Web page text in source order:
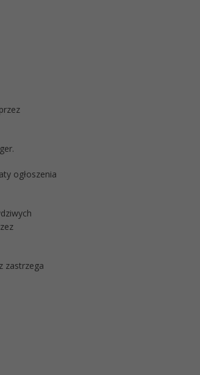
ogłoszenia
zastrzega